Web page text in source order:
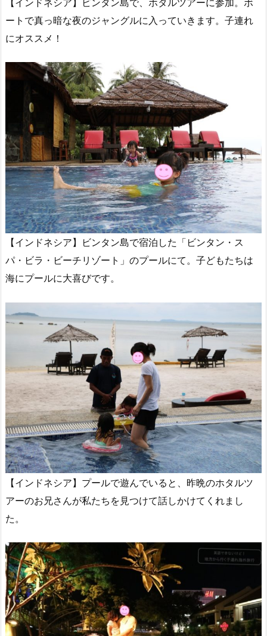
ートで真っ暗な夜のジャングルに入っていきます。子連れ
にオススメ！
【インドネシア】ビンタン島で宿泊した「ビンタン・ス
パ・ビラ・ビーチリゾート」のプールにて。子どもたちは
海にプールに大喜びです。
【インドネシア】プールで遊んでいると、昨晩のホタルツ
アーのお兄さんが私たちを見つけて話しかけてくれまし
た。